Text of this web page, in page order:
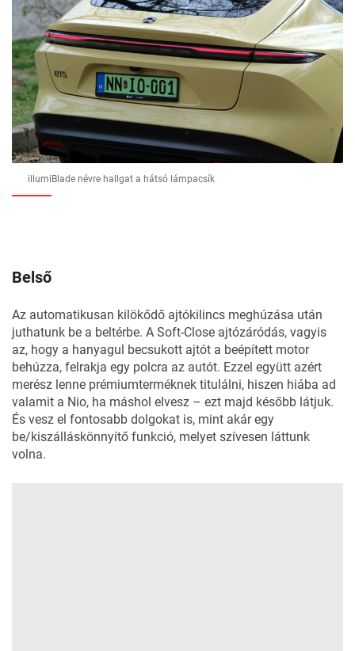
illumiBlade névre hallgat a hátsó lámpacsík
Belső
Az automatikusan kilökődő ajtókilincs meghúzása után
juthatunk be a beltérbe. A Soft-Close ajtózáródás, vagyis
az, hogy a hanyagul becsukott ajtót a beépített motor
behúzza, felrakja egy polcra az autót. Ezzel együtt azért
merész lenne prémiumterméknek titulálni, hiszen hiába ad
valamit a Nio, ha máshol elvesz – ezt majd később látjuk.
És vesz el fontosabb dolgokat is, mint akár egy
be/kiszálláskönnyítő funkció, melyet szívesen láttunk
volna.